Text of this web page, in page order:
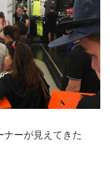
ナーが見えてきた